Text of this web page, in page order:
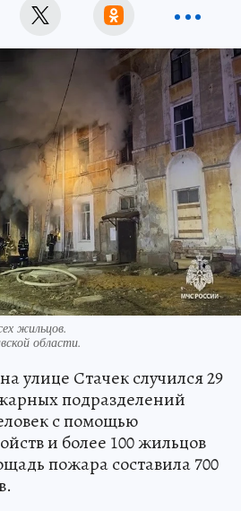
жильцов.
области.
улице Стачек случился 29
подразделений
с помощью
и более 100 жильцов
пожара составила 700